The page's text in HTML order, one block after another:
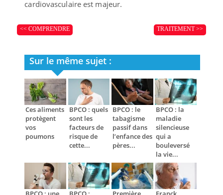
cardiovasculaire est majeur.
<< COMPRENDRE TRAITEMENT >>
Sur le même sujet :
Ces aliments
protègent
vos
poumons
BPCO : quels
sont les
facteurs de
risque de
cette...
BPCO : le
tabagisme
passif dans
l’enfance des
pères...
BPCO : la
maladie
silencieuse
qui a
bouleversé
la vie...